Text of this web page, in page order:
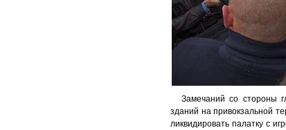
Замечаний со стороны
зданий на привокзальной
ликвидировать палатку с